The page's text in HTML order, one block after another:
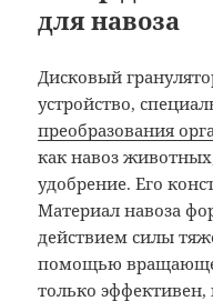
для навоза
Дисковый
устройство,
преобразования
как навоз
удобрение. Его
Материал навоза
действием силы
помощью
только